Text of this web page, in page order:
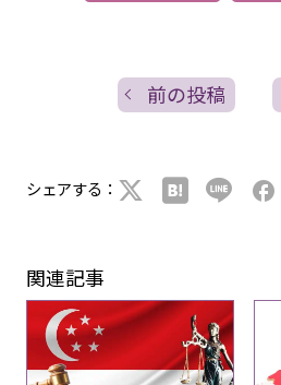
前の投稿
シェアする：
関連記事